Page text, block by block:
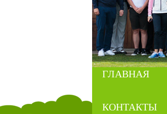
ГЛАВНАЯ
КОНТАКТЫ